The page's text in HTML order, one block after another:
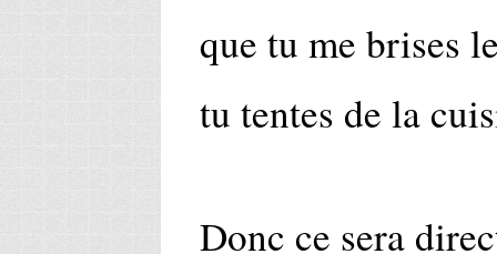
que tu me brises
tu tentes de la
Donc ce sera